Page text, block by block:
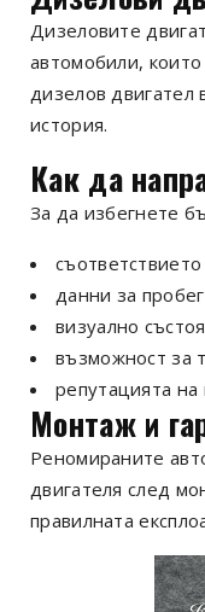
Дизеловите
автомобили,
дизелов двигател
история.
Как да
За да избегнете
данни за
визуално
възможност за
репутацията на
Монтаж и
Реномираните
двигателя след
правилната